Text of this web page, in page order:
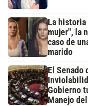
La
mujer", la
caso de
marido
El Senado
Gobierno
Manejo